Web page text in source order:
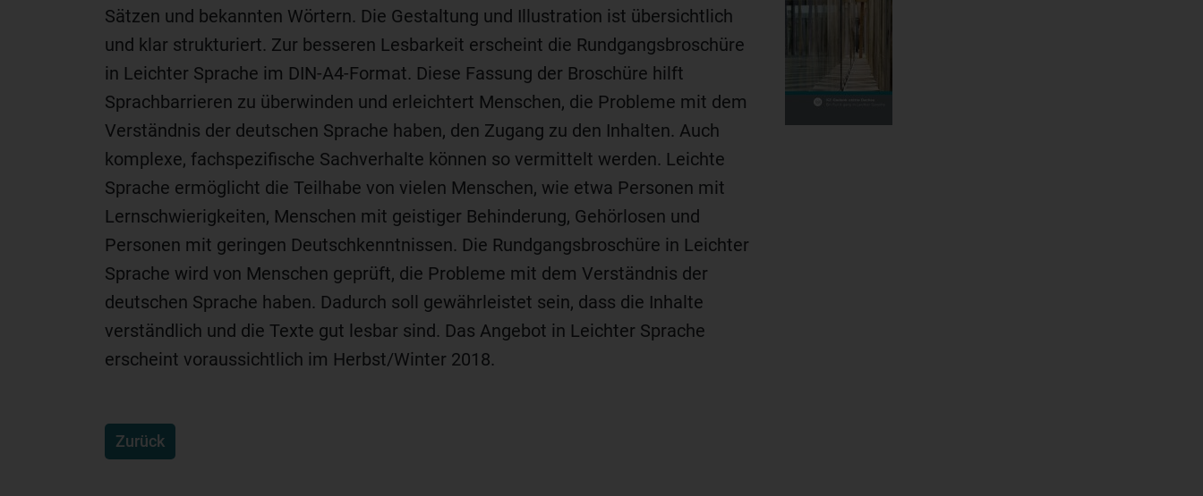
Sätzen und bekannten Wörtern. Die Gestaltung und Illustration ist übersichtlich
und klar strukturiert. Zur besseren Lesbarkeit erscheint die Rundgangsbroschüre
in Leichter Sprache im DIN-A4-Format. Diese Fassung der Broschüre hilft
Sprachbarrieren zu überwinden und erleichtert Menschen, die Probleme mit dem
Verständnis der deutschen Sprache haben, den Zugang zu den Inhalten. Auch
komplexe, fachspezifische Sachverhalte können so vermittelt werden. Leichte
Sprache ermöglicht die Teilhabe von vielen Menschen, wie etwa Personen mit
Lernschwierigkeiten, Menschen mit geistiger Behinderung, Gehörlosen und
Personen mit geringen Deutschkenntnissen. Die Rundgangsbroschüre in Leichter
Sprache wird von Menschen geprüft, die Probleme mit dem Verständnis der
deutschen Sprache haben. Dadurch soll gewährleistet sein, dass die Inhalte
verständlich und die Texte gut lesbar sind. Das Angebot in Leichter Sprache
erscheint voraussichtlich im Herbst/Winter 2018.
Zurück